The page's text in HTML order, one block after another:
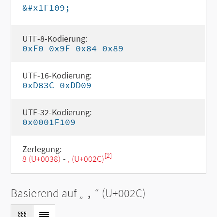
&#x1F109;
UTF-8-Kodierung:
0xF0 0x9F 0x84 0x89
UTF-16-Kodierung:
0xD83C 0xDD09
UTF-32-Kodierung:
0x0001F109
Zerlegung:
8 (U+0038) - , (U+002C)[2]
Basierend auf „ , “ (U+002C)